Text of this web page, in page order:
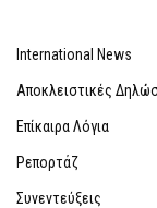
International News
Αποκλειστικές
Επίκαιρα Λόγια
Ρεπορτάζ
Συνεντεύξεις